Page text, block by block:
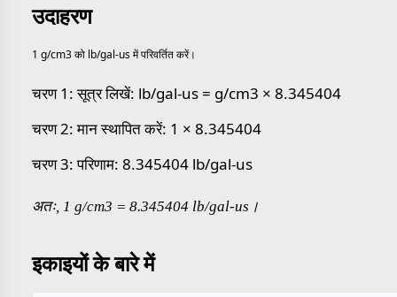
उदाहरण
1 g/cm3 को lb/gal-us में परिवर्तित करें।
चरण 1: सूत्र लिखें: lb/gal-us = g/cm3 × 8.345404
चरण 2: मान स्थापित करें: 1 × 8.345404
चरण 3: परिणाम: 8.345404 lb/gal-us
अतः, 1 g/cm3 = 8.345404 lb/gal-us।
इकाइयों के बारे में